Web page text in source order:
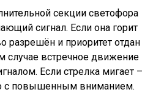
секции светофора
сигнал. Если она горит
разрешён и приоритет отдан
случае встречное движение
Если стрелка мигает –
с повышенным вниманием.